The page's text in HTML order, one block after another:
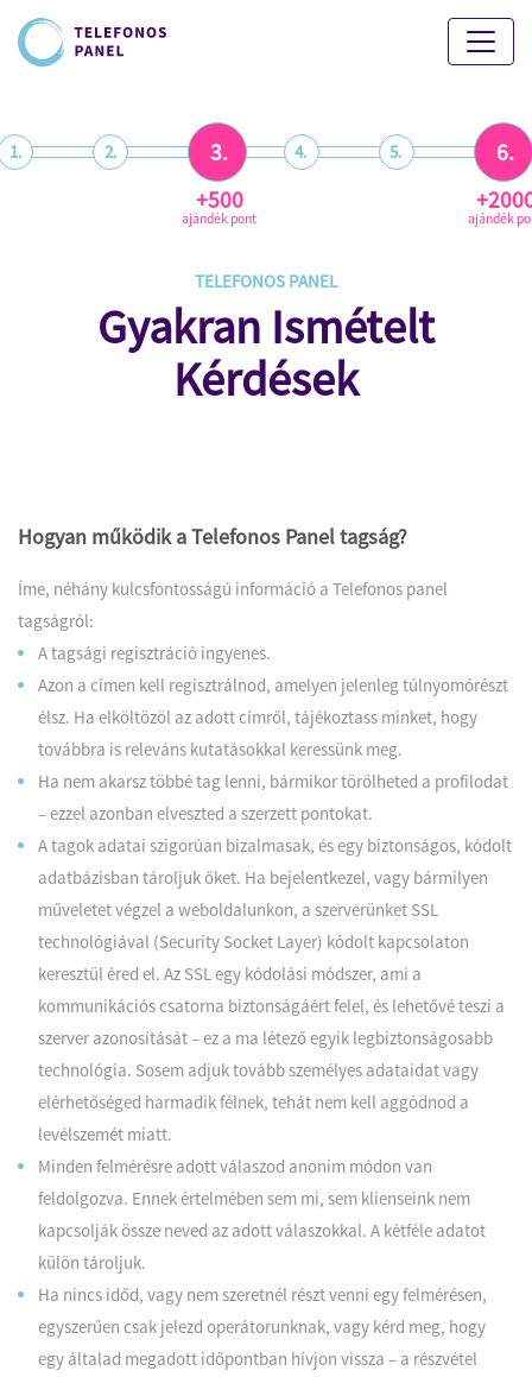
1. 2.
3.
+500
ajándék pont
4. 5.
6.
ajándék
TELEFONOS PANEL
Gyakran Ismételt
Kérdések
Hogyan működik a Telefonos Panel tagság?
Íme, néhány kulcsfontosságú információ a Telefonos panel
tagságról:
A tagsági regisztráció ingyenes.
Azon a címen kell regisztrálnod, amelyen jelenleg túlnyomórészt
élsz. Ha elköltözöl az adott címről, tájékoztass minket, hogy
továbbra is releváns kutatásokkal keressünk meg.
Ha nem akarsz többé tag lenni, bármikor törölheted a profilodat
– ezzel azonban elveszted a szerzett pontokat.
A tagok adatai szigorúan bizalmasak, és egy biztonságos, kódolt
adatbázisban tároljuk őket. Ha bejelentkezel, vagy bármilyen
műveletet végzel a weboldalunkon, a szerverünket SSL
technológiával (Security Socket Layer) kódolt kapcsolaton
keresztül éred el. Az SSL egy kódolási módszer, ami a
kommunikációs csatorna biztonságáért felel, és lehetővé teszi a
szerver azonosítását – ez a ma létező egyik legbiztonságosabb
technológia. Sosem adjuk tovább személyes adataidat vagy
elérhetőséged harmadik félnek, tehát nem kell aggódnod a
levélszemét miatt.
Minden felmérésre adott válaszod anonim módon van
feldolgozva. Ennek értelmében sem mi, sem klienseink nem
kapcsolják össze neved az adott válaszokkal. A kétféle adatot
külön tároljuk.
Ha nincs időd, vagy nem szeretnél részt venni egy felmérésen,
egyszerűen csak jelezd operátorunknak, vagy kérd meg, hogy
egy általad megadott időpontban hívjon vissza – a részvétel